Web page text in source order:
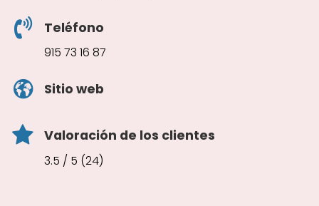
Teléfono
915 73 16 87
Sitio web
Valoración de los clientes
3.5 / 5 (24)